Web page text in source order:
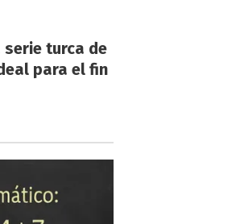
serie turca de
para el fin